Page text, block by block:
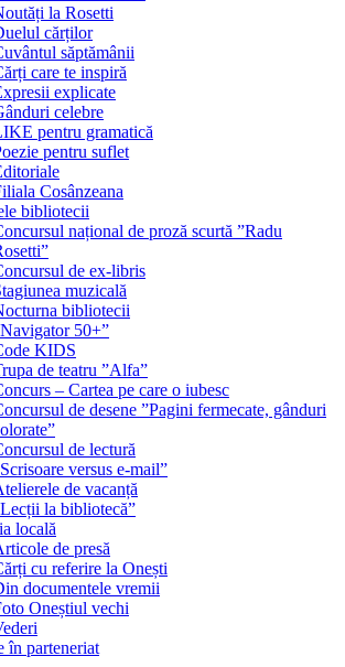
la Rosetti
cărților
săptămânii
care te inspiră
explicate
celebre
pentru gramatică
pentru suflet
Cosânzeana
bibliotecii
național de proză scurtă ”Radu
de ex-libris
muzicală
bibliotecii
50+”
KIDS
de teatru ”Alfa”
– Cartea pe care o iubesc
de desene ”Pagini fermecate, gânduri
de lectură
versus e-mail”
de vacanță
la bibliotecă”
locală
de presă
cu referire la Onești
documentele vremii
Oneștiul vechi
în parteneriat